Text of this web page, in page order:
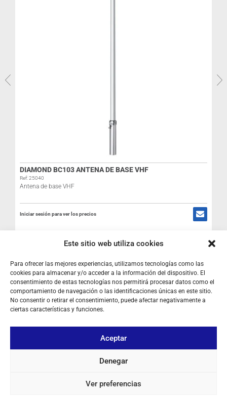
Este sitio web utiliza cookies
Para ofrecer las mejores experiencias, utilizamos tecnologías como las
cookies para almacenar y/o acceder a la información del dispositivo. El
consentimiento de estas tecnologías nos permitirá procesar datos como el
comportamiento de navegación o las identificaciones únicas en este sitio.
No consentir o retirar el consentimiento, puede afectar negativamente a
ciertas características y funciones.
Aceptar
Denegar
Ver preferencias
DIAMOND BC103 ANTENA DE BASE VHF
Ref: 25040
Antena de base VHF
Iniciar sesión para ver los precios
SOBRE NOSOTROS